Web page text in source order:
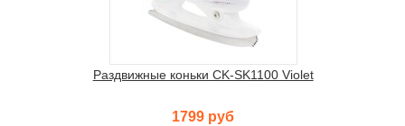
Раздвижные коньки CK-SK1100 Violet
1799 руб